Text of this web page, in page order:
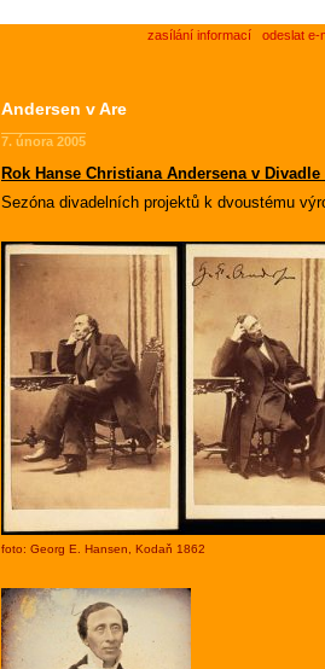
zasílání informací odeslat e-
Andersen v Are
7. února 2005
Rok Hanse Christiana Andersena v Divadle
Sezóna divadelních projektů k dvoustému
foto: Georg E. Hansen, Kodaň 1862